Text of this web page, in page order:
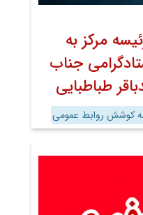
مرکز به
جناب
طباطبایی
به کوشش روابط عمومی